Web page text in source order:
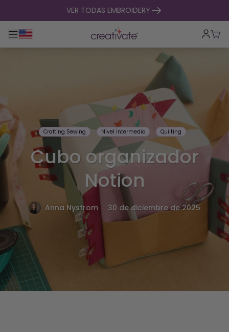
VER TODAS EMBROIDERY
Alternar navegación principal
Crafting Sewing Nivel intermedio Quilting
Cubo organizador
Notion
Anna Nystrom . 30 de diciembre de 2025